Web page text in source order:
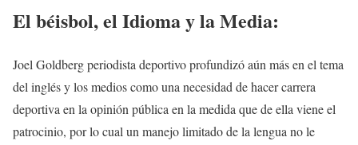
El béisbol, el Idioma y la Media:
Joel Goldberg periodista deportivo profundizó aún más en el tema
del inglés y los medios como una necesidad de hacer carrera
deportiva en la opinión pública en la medida que de ella viene el
patrocinio, por lo cual un manejo limitado de la lengua no le